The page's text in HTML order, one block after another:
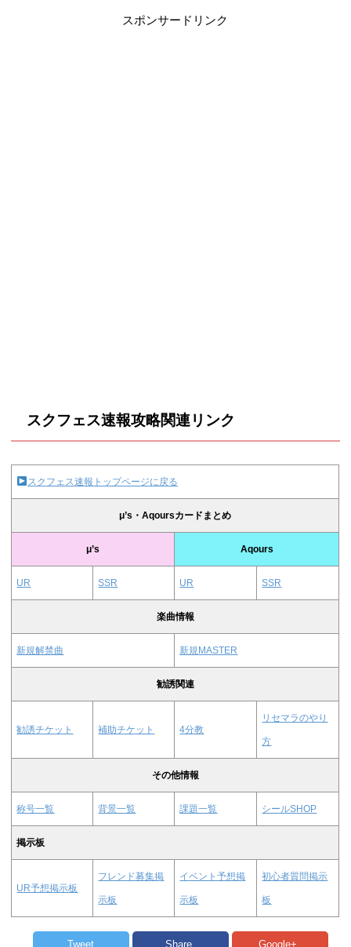
スポンサードリンク
スクフェス速報攻略関連リンク
スクフェス速報トップページに戻る
μ’s・Aqoursカードまとめ
μ’s Aqours
UR SSR UR SSR
楽曲情報
新規解禁曲 新規MASTER
勧誘関連
勧誘チケット 補助チケット 4分教
リセマラのやり
方
その他情報
称号一覧 背景一覧 課題一覧 シールSHOP
掲示板
UR予想掲示板
フレンド募集掲
示板
イベント予想掲
示板
初心者質問掲示
板
Tweet Share Google+